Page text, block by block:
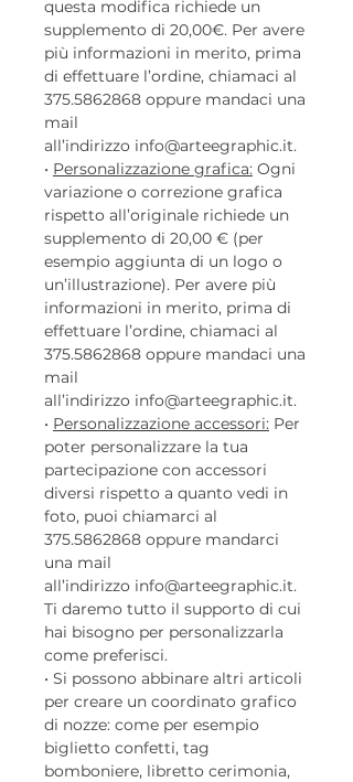
questa modifica richiede un
supplemento di 20,00€. Per avere
più informazioni in merito, prima
di effettuare l’ordine, chiamaci al
375.5862868 oppure mandaci una
mail
all’indirizzo info@arteegraphic.it.
• Personalizzazione grafica: Ogni
variazione o correzione grafica
rispetto all’originale richiede un
supplemento di 20,00 € (per
esempio aggiunta di un logo o
un’illustrazione). Per avere più
informazioni in merito, prima di
effettuare l’ordine, chiamaci al
375.5862868 oppure mandaci una
mail
all’indirizzo info@arteegraphic.it.
• Personalizzazione accessori: Per
poter personalizzare la tua
partecipazione con accessori
diversi rispetto a quanto vedi in
foto, puoi chiamarci al
375.5862868 oppure mandarci
una mail
all’indirizzo info@arteegraphic.it.
Ti daremo tutto il supporto di cui
hai bisogno per personalizzarla
come preferisci.
• Si possono abbinare altri articoli
per creare un coordinato grafico
di nozze: come per esempio
biglietto confetti, tag
bomboniere, libretto cerimonia,